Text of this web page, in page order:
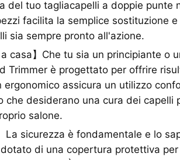
del tuo tagliacapelli a doppie punte
facilita la semplice sostituzione
sia sempre pronto all'azione.
a casa】Che tu sia un principiante o
Trimmer è progettato per offrire
ergonomico assicura un utilizzo
che desiderano una cura dei capelli
salone.
La sicurezza è fondamentale e lo
di una copertura protettiva